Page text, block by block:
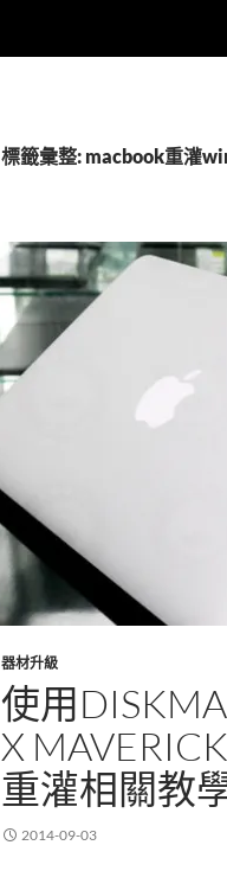
標籤彙整: macbook重灌
器材升級
使用
X
重灌相關教
2014-09-03